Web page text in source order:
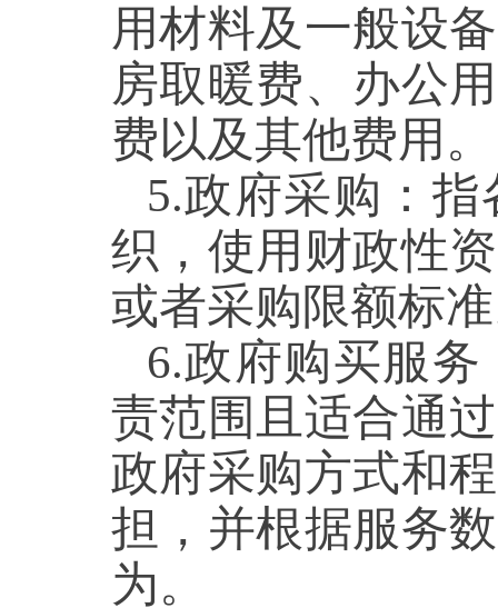
用材料及一般设
房取暖费、办公
费以及其他费用。
5.政府采购：
织，使用财政性
或者采购限额标
6.政府购买服
责范围且适合通
政府采购方式和
担，并根据服务
为。